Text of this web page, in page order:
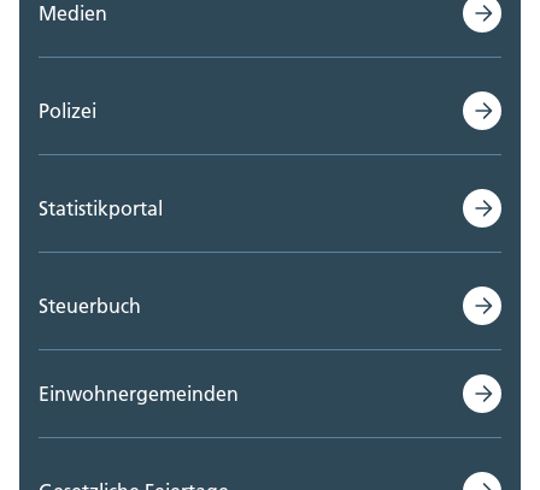
Medien
Polizei
Statistikportal
Steuerbuch
Einwohnergemeinden